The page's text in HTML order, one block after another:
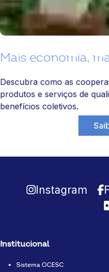
Mais economia,
Descubra como as
produtos e serviços de
benefícios coletivos.
Instagram
Institucional
Sistema OCESC